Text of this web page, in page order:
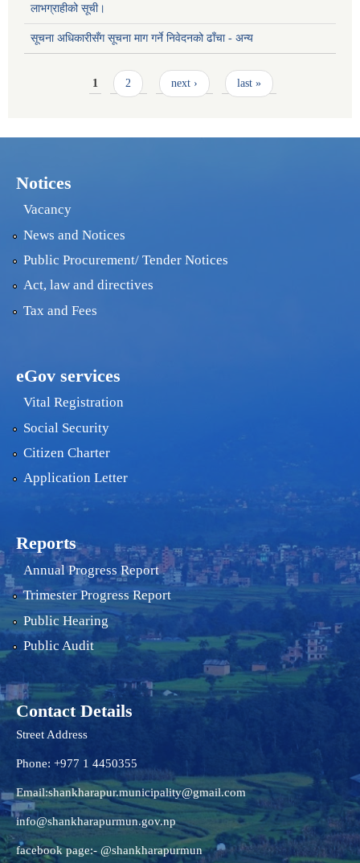
लाभग्राहीको सूची।
सूचना अधिकारीसँग सूचना माग गर्ने निवेदनको ढाँचा - अन्य
1 2 next › last »
Notices
Vacancy
News and Notices
Public Procurement/ Tender Notices
Act, law and directives
Tax and Fees
eGov services
Vital Registration
Social Security
Citizen Charter
Application Letter
Reports
Annual Progress Report
Trimester Progress Report
Public Hearing
Public Audit
Contact Details
Street Address
Phone: +977 1 4450355
Email:shankharapur.municipality@gmail.com
info@shankharapurmun.gov.np
facebook page:- @shankharapurmun